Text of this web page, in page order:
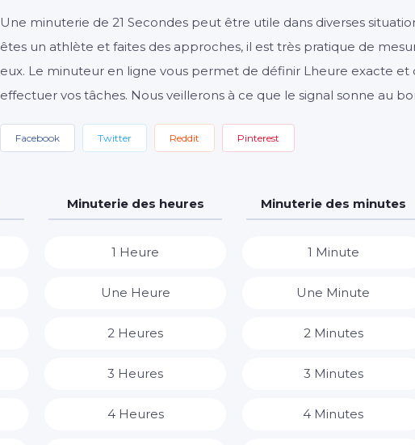
Une minuterie de 21 Secondes peut être utile dans diverses
êtes un athlète et faites des approches, il est très pratique de
eux. Le minuteur en ligne vous permet de définir Lheure exacte
effectuer vos tâches. Nous veillerons à ce que le signal sonne au
Facebook Twitter Reddit Pinterest
Minuterie des heures
1 Heure
Une Heure
2 Heures
3 Heures
4 Heures
Minuterie des minutes
1 Minute
Une Minute
2 Minutes
3 Minutes
4 Minutes